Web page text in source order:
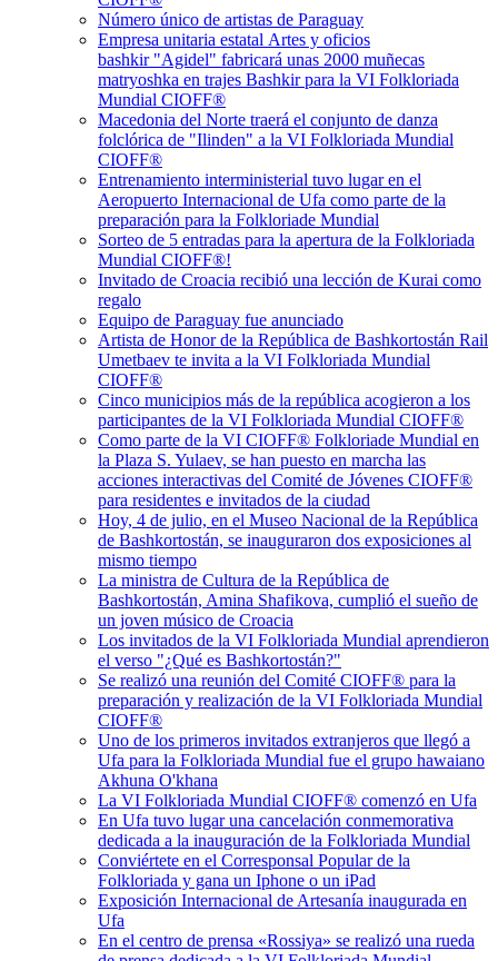
Número único de artistas de Paraguay
Empresa unitaria estatal Artes y oficios
bashkir "Agidel" fabricará unas 2000 muñecas
matryoshka en trajes Bashkir para la VI Folkloriada
Mundial CIOFF®
Macedonia del Norte traerá el conjunto de danza
folclórica de "Ilinden" a la VI Folkloriada Mundial
CIOFF®
Entrenamiento interministerial tuvo lugar en el
Aeropuerto Internacional de Ufa como parte de la
preparación para la Folkloriade Mundial
Sorteo de 5 entradas para la apertura de la Folkloriada
Mundial CIOFF®️!
Invitado de Croacia recibió una lección de Kurai como
regalo
Equipo de Paraguay fue anunciado
Artista de Honor de la República de Bashkortostán Rail
Umetbaev te invita a la VI Folkloriada Mundial
CIOFF®️
Cinco municipios más de la república acogieron a los
participantes de la VI Folkloriada Mundial CIOFF®️
Como parte de la VI CIOFF®️ Folkloriade Mundial en
la Plaza S. Yulaev, se han puesto en marcha las
acciones interactivas del Comité de Jóvenes CIOFF®️
para residentes e invitados de la ciudad
Hoy, 4 de julio, en el Museo Nacional de la República
de Bashkortostán, se inauguraron dos exposiciones al
mismo tiempo
La ministra de Cultura de la República de
Bashkortostán, Amina Shafikova, cumplió el sueño de
un joven músico de Croacia
Los invitados de la VI Folkloriada Mundial aprendieron
el verso "¿Qué es Bashkortostán?"
Se realizó una reunión del Comité CIOFF® para la
preparación y realización de la VI Folkloriada Mundial
CIOFF®
Uno de los primeros invitados extranjeros que llegó a
Ufa para la Folkloriada Mundial fue el grupo hawaiano
Akhuna O'khana
La VI Folkloriada Mundial CIOFF®️ comenzó en Ufa
En Ufa tuvo lugar una cancelación conmemorativa
dedicada a la inauguración de la Folkloriada Mundial
Conviértete en el Corresponsal Popular de la
Folkloriada y gana un Iphone o un iPad
Exposición Internacional de Artesanía inaugurada en
Ufa
En el centro de prensa «Rossiya» se realizó una rueda